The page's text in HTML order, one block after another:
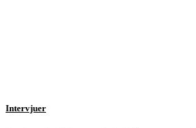
Intervjuer